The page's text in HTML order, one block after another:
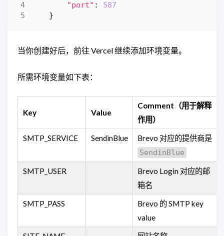
"port" :
587
}
当你创建好后，前往 Vercel 继续添加环境变量。
所需环境变量如下表：
Key Value
Comment（用于解释
作用）
SMTP_SERVICE SendinBlue
Brevo 对应的提供商是
SendinBlue
SMTP_USER
Brevo Login 对应的邮
箱名
SMTP_PASS
Brevo 的 SMTP key
value